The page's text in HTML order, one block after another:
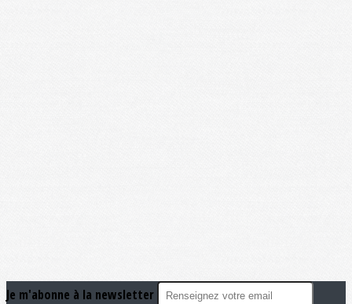
Je m'abonne à la newsletter